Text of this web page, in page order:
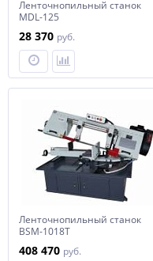
Ленточнопильный станок
MDL-125
28 370 руб.
Ленточнопильный станок
BSM-1018T
408 470 руб.